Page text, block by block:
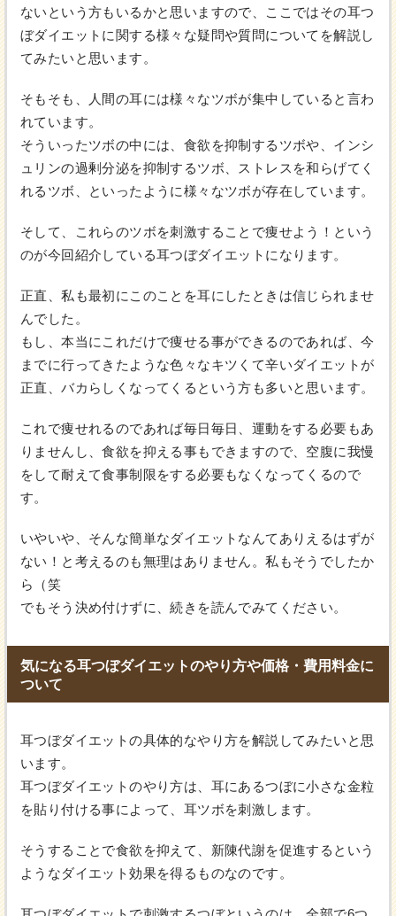
ないという方もいるかと思いますので、ここではその耳つ
ぼダイエットに関する様々な疑問や質問についてを解説し
てみたいと思います。
そもそも、人間の耳には様々なツボが集中していると言わ
れています。
そういったツボの中には、食欲を抑制するツボや、インシ
ュリンの過剰分泌を抑制するツボ、ストレスを和らげてく
れるツボ、といったように様々なツボが存在しています。
そして、これらのツボを刺激することで痩せよう！という
のが今回紹介している耳つぼダイエットになります。
正直、私も最初にこのことを耳にしたときは信じられませ
んでした。
もし、本当にこれだけで痩せる事ができるのであれば、今
までに行ってきたような色々なキツくて辛いダイエットが
正直、バカらしくなってくるという方も多いと思います。
これで痩せれるのであれば毎日毎日、運動をする必要もあ
りませんし、食欲を抑える事もできますので、空腹に我慢
をして耐えて食事制限をする必要もなくなってくるので
す。
いやいや、そんな簡単なダイエットなんてありえるはずが
ない！と考えるのも無理はありません。私もそうでしたか
ら（笑
でもそう決め付けずに、続きを読んでみてください。
気になる耳つぼダイエットのやり方や価格・費用料金に
ついて
耳つぼダイエットの具体的なやり方を解説してみたいと思
います。
耳つぼダイエットのやり方は、耳にあるつぼに小さな金粒
を貼り付ける事によって、耳ツボを刺激します。
そうすることで食欲を抑えて、新陳代謝を促進するという
ようなダイエット効果を得るものなのです。